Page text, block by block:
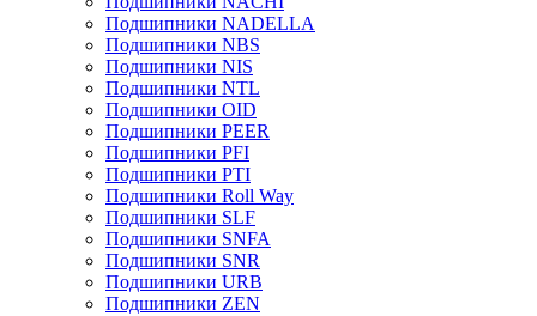
Подшипники NADELLA
Подшипники NBS
Подшипники NIS
Подшипники NTL
Подшипники OID
Подшипники PEER
Подшипники PFI
Подшипники PTI
Подшипники Roll Way
Подшипники SLF
Подшипники SNFA
Подшипники SNR
Подшипники URB
Подшипники ZEN